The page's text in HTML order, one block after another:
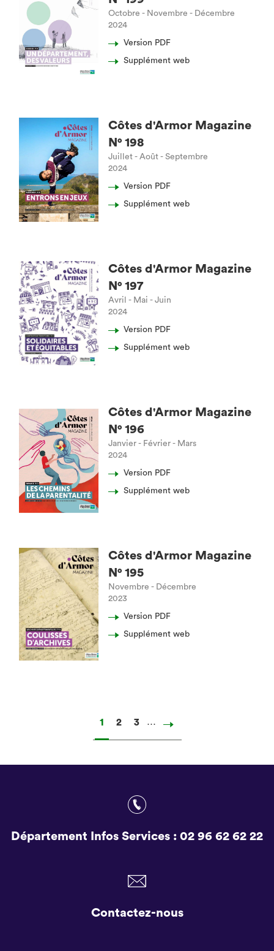
Octobre - Novembre - Décembre
2024
Version PDF
Supplément web
Côtes d'Armor Magazine
N° 198
Juillet - Août - Septembre
2024
Version PDF
Supplément web
Côtes d'Armor Magazine
N° 197
Avril - Mai - Juin
2024
Version PDF
Supplément web
Côtes d'Armor Magazine
N° 196
Janvier - Février - Mars
2024
Version PDF
Supplément web
Côtes d'Armor Magazine
N° 195
Novembre - Décembre
2023
Version PDF
Supplément web
Page
1 Page
2 Page
3 …
Page
Département Infos Services : 02 96 62 62 22
Contactez-nous